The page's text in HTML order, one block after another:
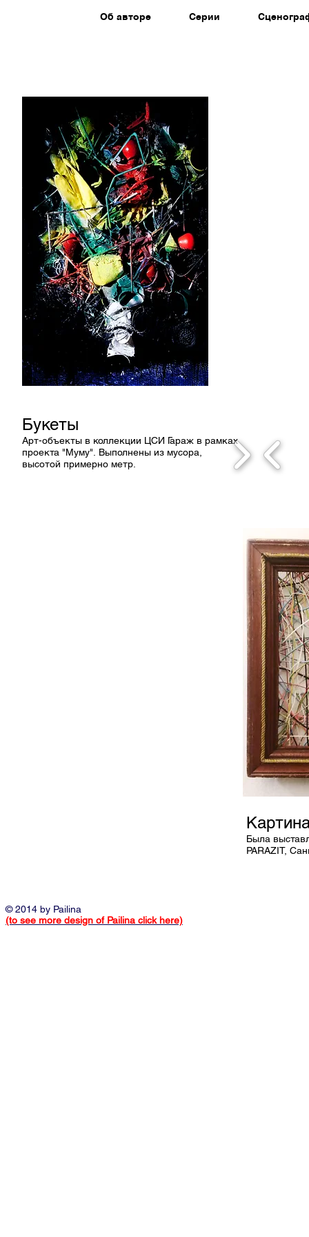
Об авторе Серии
Букеты
Арт-объекты в коллекции ЦСИ Гараж в рамках
проекта "Муму". Выполнены из мусора,
высотой примерно метр.
Была
PARAZIT,
© 2014 by Pailina
(to see more design of Pailina click here)